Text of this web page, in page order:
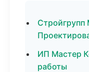
ИП Мастер
работы